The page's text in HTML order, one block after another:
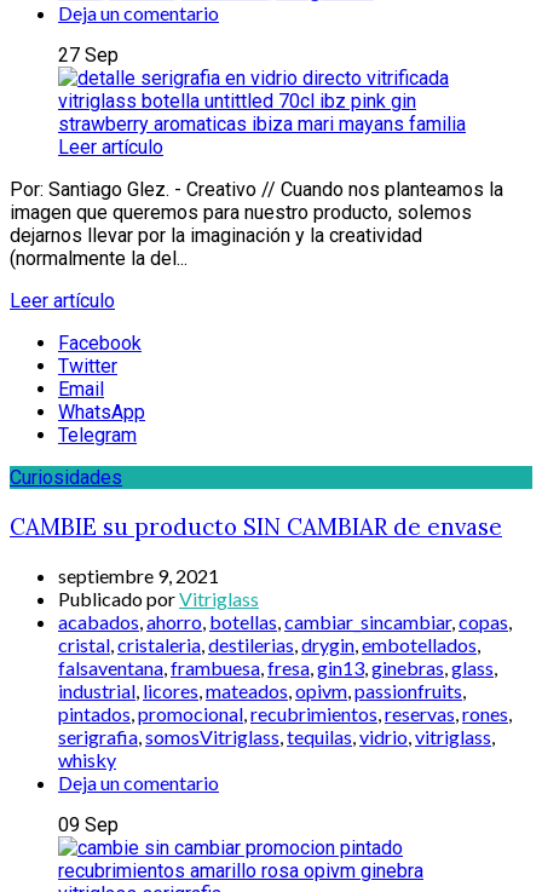
Deja un comentario
27 Sep
Leer artículo
Por: Santiago Glez. - Creativo // Cuando nos planteamos la
imagen que queremos para nuestro producto, solemos
dejarnos llevar por la imaginación y la creatividad
(normalmente la del...
Leer artículo
Facebook
Twitter
Email
WhatsApp
Telegram
Curiosidades
CAMBIE su producto SIN CAMBIAR de envase
septiembre 9, 2021
Publicado porVitriglass
acabados ahorro botellas cambiar_sincambiar, copas
cristal cristaleria destilerias drygin embotellados
falsaventana frambuesa fresa gin13 ginebras glass
industrial licores mateados opivm passionfruits
pintados promocional recubrimientos reservas rones
serigrafia somosVitriglass tequilas vidrio vitriglass
whisky
Deja un comentario
09 Sep